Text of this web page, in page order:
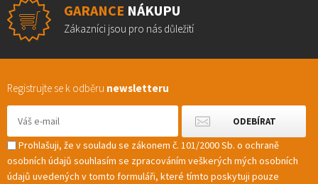
GARANCE NÁKUPU
Zákazníci jsou pro nás důležití
Registrujte se k odběru newsletteru
Prohlašuji, že v souladu se zákonem č. 101/2000 Sb. o ochraně
osobních údajů souhlasím se zpracováním veškerých mých osobních
údajů uvedených v tomto formuláři, které tímto poskytuji pouze